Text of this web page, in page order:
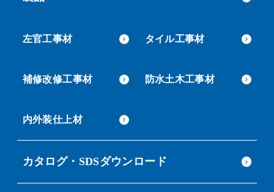
左官工事材 タイル工事材
補修改修工事材 防水土木工事材
内外装仕上材
カタログ・SDSダウンロード